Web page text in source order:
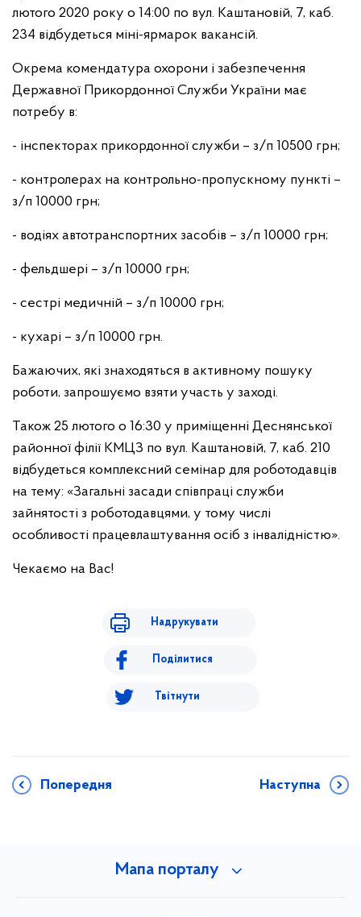
лютого 2020 року о 14:00 по вул. Каштановій, 7, каб.
234 відбудеться міні-ярмарок вакансій.
Окрема комендатура охорони і забезпечення
Державної Прикордонної Служби України має
потребу в:
- інспекторах прикордонної служби – з/п 10500 грн;
- контролерах на контрольно-пропускному пункті –
з/п 10000 грн;
- водіях автотранспортних засобів – з/п 10000 грн;
- фельдшері – з/п 10000 грн;
- сестрі медичній – з/п 10000 грн;
- кухарі – з/п 10000 грн.
Бажаючих, які знаходяться в активному пошуку
роботи, запрошуємо взяти участь у заході.
Також 25 лютого о 16:30 у приміщенні Деснянської
районної філії КМЦЗ по вул. Каштановій, 7, каб. 210
відбудеться комплексний семінар для роботодавців
на тему: «Загальні засади співпраці служби
зайнятості з роботодавцями, у тому числі
особливості працевлаштування осіб з інвалідністю».
Чекаємо на Вас!
Надрукувати
Поділитися
Твітнути
Попередня Наступна
Мапа порталу